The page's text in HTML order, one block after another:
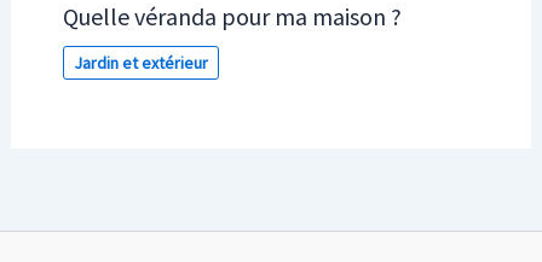
Quelle véranda pour ma maison ?
Jardin et extérieur